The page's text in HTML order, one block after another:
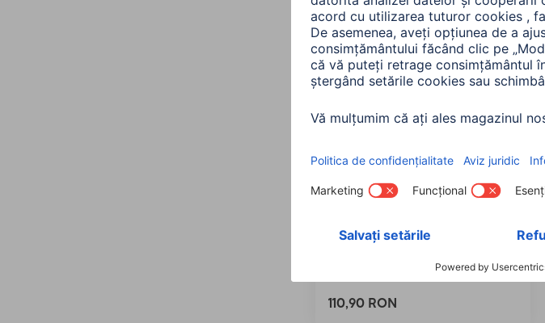
Hama Cablu de conectare
fibra optica ODT Tată - ODT
Variante: Lungime (3)
110,90 RON